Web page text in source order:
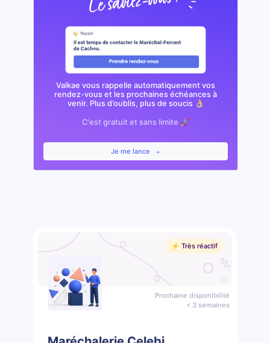
Valkae vous rappelle automatiquement vos
rendez-vous et les prochaines échéances à
venir. Plus d’oublis, plus de soucis 👌🏼
C'est gratuit et sans limite 🚀
Je me lance
⚡️ Très réactif
Prochaine disponibilité
< 3 semaines